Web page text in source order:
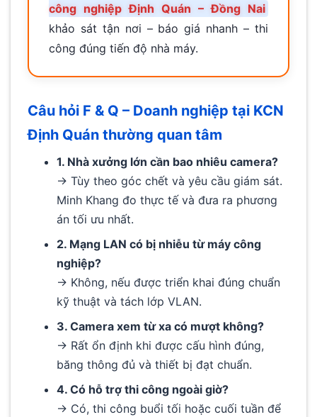
công nghiệp Định Quán – Đồng Nai
khảo sát tận nơi – báo giá nhanh – thi
công đúng tiến độ nhà máy.
Câu hỏi F & Q – Doanh nghiệp tại KCN
Định Quán thường quan tâm
1. Nhà xưởng lớn cần bao nhiêu camera?
→ Tùy theo góc chết và yêu cầu giám sát.
Minh Khang đo thực tế và đưa ra phương
án tối ưu nhất.
2. Mạng LAN có bị nhiễu từ máy công
nghiệp?
→ Không, nếu được triển khai đúng chuẩn
kỹ thuật và tách lớp VLAN.
3. Camera xem từ xa có mượt không?
→ Rất ổn định khi được cấu hình đúng,
băng thông đủ và thiết bị đạt chuẩn.
4. Có hỗ trợ thi công ngoài giờ?
→ Có, thi công buổi tối hoặc cuối tuần để